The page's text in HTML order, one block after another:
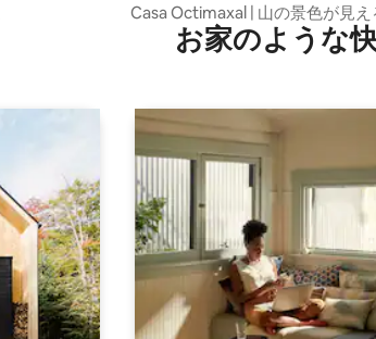
レソの古民家
Casa Octimaxal | 山の景色が見え
お家のような